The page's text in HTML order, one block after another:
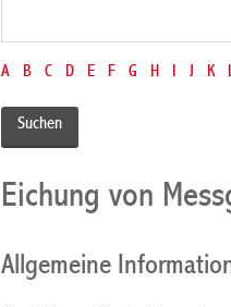
A B C D E F G H I J K
Eichung von
Allgemeine